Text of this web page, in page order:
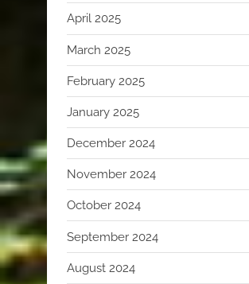
April 2025
March 2025
February 2025
January 2025
December 2024
November 2024
October 2024
September 2024
August 2024